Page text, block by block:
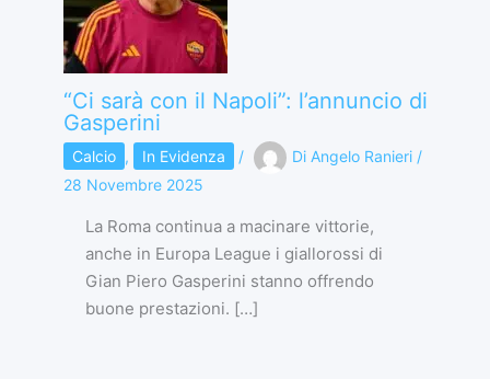
“Ci sarà con il Napoli”: l’annuncio di
Gasperini
Calcio , In Evidenza / Di Angelo Ranieri /
28 Novembre 2025
La Roma continua a macinare vittorie,
anche in Europa League i giallorossi di
Gian Piero Gasperini stanno offrendo
buone prestazioni. […]